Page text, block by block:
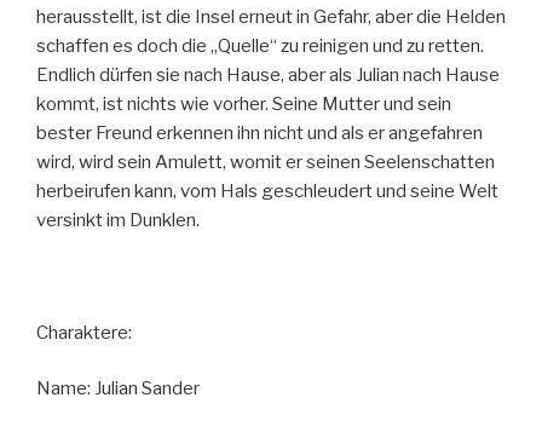
herausstellt, ist die Insel erneut in Gefahr, aber die Helden
schaffen es doch die „Quelle“ zu reinigen und zu retten.
Endlich dürfen sie nach Hause, aber als Julian nach Hause
kommt, ist nichts wie vorher. Seine Mutter und sein
bester Freund erkennen ihn nicht und als er angefahren
wird, wird sein Amulett, womit er seinen Seelenschatten
herbeirufen kann, vom Hals geschleudert und seine Welt
versinkt im Dunklen.
Charaktere:
Name: Julian Sander